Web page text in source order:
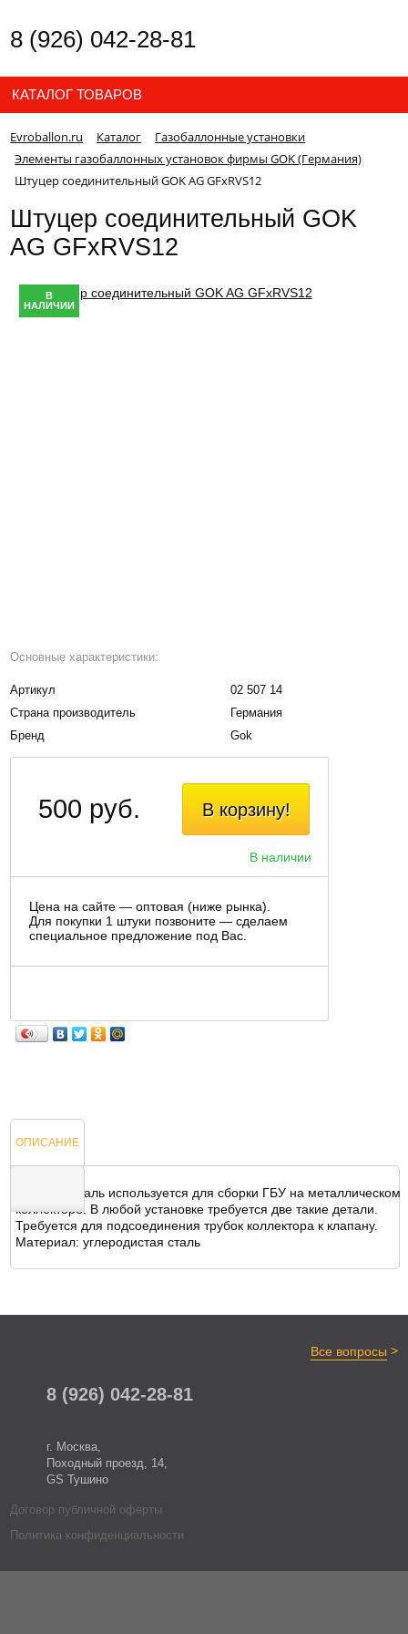
8 (926) 042-28-81
КАТАЛОГ ТОВАРОВ
Evroballon.ru Каталог
Газобаллонные установки
Элементы газобаллонных установок фирмы GOK (Германия)
Штуцер соединительный GOK AG GFxRVS12
Штуцер соединительный GOK
AG GFxRVS12
В
НАЛИЧИИ
Основные характеристики:
Артикул
02 507 14
Страна производитель
Германия
Бренд
Gok
В корзину!
В наличии
500 руб.
Цена на сайте — оптовая (ниже рынка).
Для покупки 1 штуки позвоните — сделаем
специальное предложение под Вас.
ОПИСАНИЕ
ОТЗЫВЫ
Данная деталь используется для сборки ГБУ на металлическом
коллекторе. В любой установке требуется две такие детали.
Требуется для подсоединения трубок коллектора к клапану.
Материал: углеродистая сталь
Все вопросы >
8 (926) 042-28-81
г. Москва,
Походный проезд, 14,
GS Тушино
Договор публичной оферты
Политика конфиденциальности